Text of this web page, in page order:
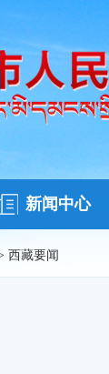
新闻中心
西藏要闻